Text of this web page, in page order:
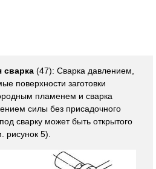
сварка (47): Сварка давлением,
поверхности заготовки
пламенем и сварка
силы без присадочного
сварку может быть открытого
рисунок 5).